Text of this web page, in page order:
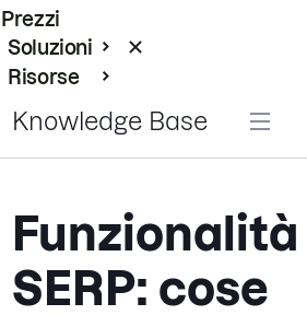
Prezzi
Soluzioni
Risorse
Knowledge Base
Funzionalità
SERP: cose